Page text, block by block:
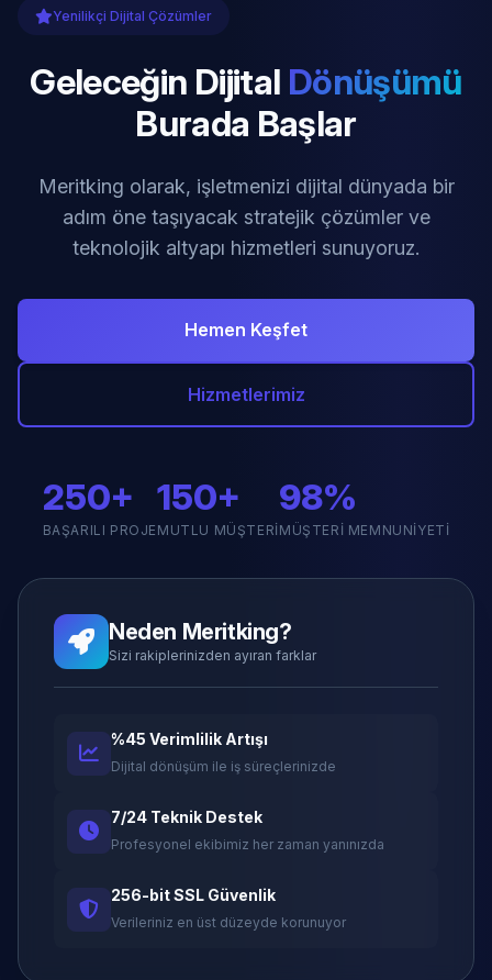
Yenilikçi Dijital Çözümler
Geleceğin Dijital Dönüşümü
Burada Başlar
Meritking olarak, işletmenizi dijital dünyada bir
adım öne taşıyacak stratejik çözümler ve
teknolojik altyapı hizmetleri sunuyoruz.
Hemen Keşfet
Hizmetlerimiz
250+
BAŞARILI PROJE
150+
MUTLU MÜŞTERI
98%
MÜŞTERI MEMNUNIYETI
Neden Meritking?
Sizi rakiplerinizden ayıran farklar
%45 Verimlilik Artışı
Dijital dönüşüm ile iş süreçlerinizde
7/24 Teknik Destek
Profesyonel ekibimiz her zaman yanınızda
256-bit SSL Güvenlik
Verileriniz en üst düzeyde korunuyor